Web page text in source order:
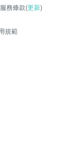
務條款(更新)
規範